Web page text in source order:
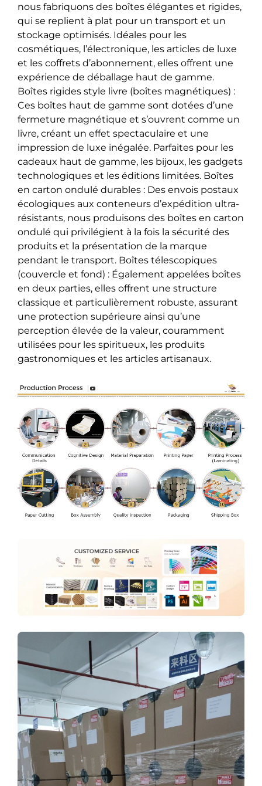
nous fabriquons des boîtes élégantes et rigides,
qui se replient à plat pour un transport et un
stockage optimisés. Idéales pour les
cosmétiques, l’électronique, les articles de luxe
et les coffrets d’abonnement, elles offrent une
expérience de déballage haut de gamme.
Boîtes rigides style livre (boîtes magnétiques) :
Ces boîtes haut de gamme sont dotées d’une
fermeture magnétique et s’ouvrent comme un
livre, créant un effet spectaculaire et une
impression de luxe inégalée. Parfaites pour les
cadeaux haut de gamme, les bijoux, les gadgets
technologiques et les éditions limitées. Boîtes
en carton ondulé durables : Des envois postaux
écologiques aux conteneurs d’expédition ultra-
résistants, nous produisons des boîtes en carton
ondulé qui privilégient à la fois la sécurité des
produits et la présentation de la marque
pendant le transport. Boîtes télescopiques
(couvercle et fond) : Également appelées boîtes
en deux parties, elles offrent une structure
classique et particulièrement robuste, assurant
une protection supérieure ainsi qu’une
perception élevée de la valeur, couramment
utilisées pour les spiritueux, les produits
gastronomiques et les articles artisanaux.